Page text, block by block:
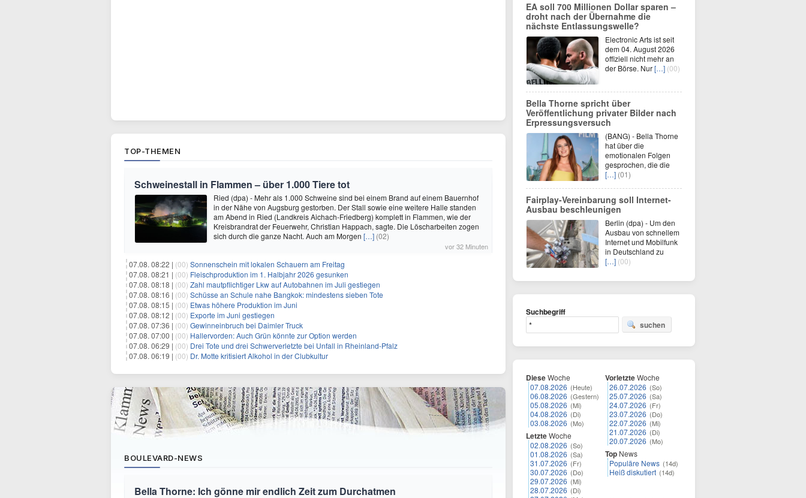
TOP-THEMEN
Schweinestall in Flammen – über 1.000 Tiere tot
Ried (dpa) - Mehr als 1.000 Schweine sind bei einem Brand auf einem Bauernhof
in der Nähe von Augsburg gestorben. Der Stall sowie eine weitere Halle standen
am Abend in Ried (Landkreis Aichach-Friedberg) komplett in Flammen, wie der
Kreisbrandrat der Feuerwehr, Christian Happach, sagte. Die Löscharbeiten zogen
sich durch die ganze Nacht. Auch am Morgen […] (02)
vor 32 Minuten
07.08. 08:22 | (00) Sonnenschein mit lokalen Schauern am Freitag
07.08. 08:21 | (00) Fleischproduktion im 1. Halbjahr 2026 gesunken
07.08. 08:18 | (00) Zahl mautpflichtiger Lkw auf Autobahnen im Juli gestiegen
07.08. 08:16 | (00) Schüsse an Schule nahe Bangkok: mindestens sieben Tote
07.08. 08:15 | (00) Etwas höhere Produktion im Juni
07.08. 08:12 | (00) Exporte im Juni gestiegen
07.08. 07:36 | (00) Gewinneinbruch bei Daimler Truck
07.08. 07:00 | (00) Hallervorden: Auch Grün könnte zur Option werden
07.08. 06:29 | (00) Drei Tote und drei Schwerverletzte bei Unfall in Rheinland-Pfalz
07.08. 06:19 | (00) Dr. Motte kritisiert Alkohol in der Clubkultur
BOULEVARD-NEWS
Bella Thorne: Ich gönne mir endlich Zeit zum Durchatmen
EA soll 700 Millionen Dollar sparen –
droht nach der Übernahme die
nächste Entlassungswelle?
Electronic Arts ist seit
dem 04. August 2026
offiziell nicht mehr an
der Börse. Nur[…] (00)
Bella Thorne spricht über
Veröffentlichung privater Bilder nach
Erpressungsversuch
(BANG) - Bella Thorne
hat über die
emotionalen Folgen
gesprochen, die die
[…] (01)
Fairplay-Vereinbarung soll Internet-
Ausbau beschleunigen
Berlin (dpa) - Um den
Ausbau von schnellem
Internet und Mobilfunk
in Deutschland zu
[…] (00)
Suchbegriff
suchen
DieseWoche
07.08.2026 (Heute)
06.08.2026 (Gestern)
05.08.2026 (Mi)
04.08.2026 (Di)
03.08.2026 (Mo)
LetzteWoche
02.08.2026 (So)
01.08.2026 (Sa)
31.07.2026 (Fr)
30.07.2026 (Do)
29.07.2026 (Mi)
28.07.2026 (Di)
VorletzteWoche
26.07.2026 (So)
25.07.2026 (Sa)
24.07.2026 (Fr)
23.07.2026 (Do)
22.07.2026 (Mi)
21.07.2026 (Di)
20.07.2026 (Mo)
Top News
Populäre News (14d)
Heiß diskutiert (14d)